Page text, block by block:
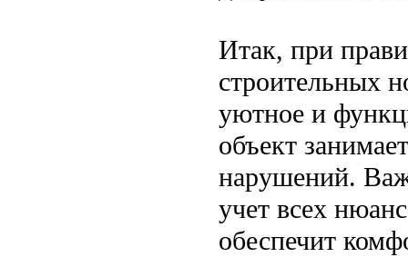
Итак, при
строительных
уютное и
объект
нарушений.
учет всех
обеспечит